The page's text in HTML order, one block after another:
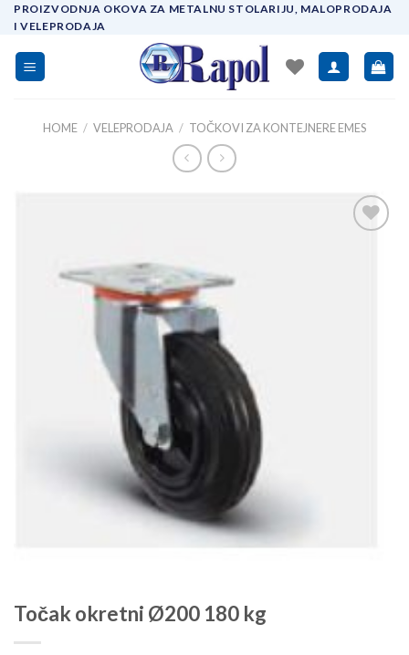
Skip
content
PROIZVODNJA OKOVA ZA METALNU STOLARIJU, MALOPRODAJA
I VELEPRODAJA
HOME / VELEPRODAJA / TOČKOVI ZA KONTEJNERE EMES
Točak okretni Ø200 180 kg